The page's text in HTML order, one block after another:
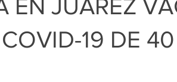
EN JUÁREZ
19 DE